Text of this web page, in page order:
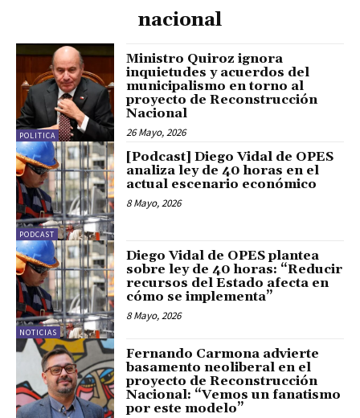
nacional
POLITICA
Ministro Quiroz ignora
inquietudes y acuerdos del
municipalismo en torno al
proyecto de Reconstrucción
Nacional
26 Mayo, 2026
PODCAST
[Podcast] Diego Vidal de OPES
analiza ley de 40 horas en el
actual escenario económico
8 Mayo, 2026
NOTICIAS
Diego Vidal de OPES plantea
sobre ley de 40 horas: “Reducir
recursos del Estado afecta en
cómo se implementa”
8 Mayo, 2026
Fernando Carmona advierte
basamento neoliberal en el
proyecto de Reconstrucción
Nacional: “Vemos un fanatismo
por este modelo”